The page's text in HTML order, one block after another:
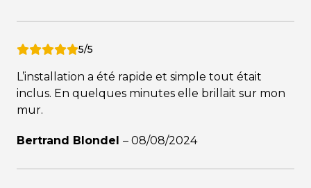
5/5
L’installation a été rapide et simple tout était
inclus. En quelques minutes elle brillait sur mon
mur.
Bertrand Blondel – 08/08/2024